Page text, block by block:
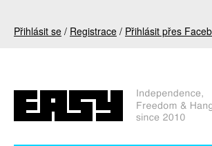
Přihlásit se / Registrace / Přihlásit přes